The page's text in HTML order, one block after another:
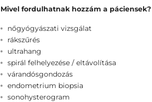
Mivel fordulhatnak hozzám a páciensek?
nőgyógyászati vizsgálat
rákszűrés
ultrahang
spirál felhelyezése / eltávolítása
várandósgondozás
endometrium biopsia
sonohysterogram